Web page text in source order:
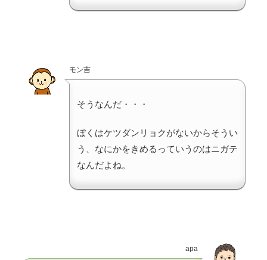
モン吉
そうなんだ・・・
ぼくはケツダンリョクがないからそうい
う、なにかをきめるっていうのはニガテ
なんだよね。
apa